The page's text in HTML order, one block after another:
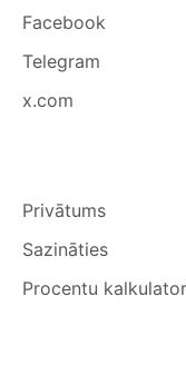
Facebook
Telegram
x.com
Privātums
Sazināties
Procentu